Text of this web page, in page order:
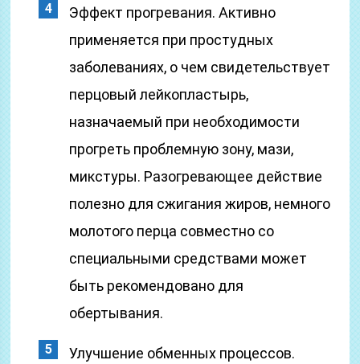
Эффект прогревания. Активно
применяется при простудных
заболеваниях, о чем свидетельствует
перцовый лейкопластырь,
назначаемый при необходимости
прогреть проблемную зону, мази,
микстуры. Разогревающее действие
полезно для сжигания жиров, немного
молотого перца совместно со
специальными средствами может
быть рекомендовано для
обертывания.
Улучшение обменных процессов.